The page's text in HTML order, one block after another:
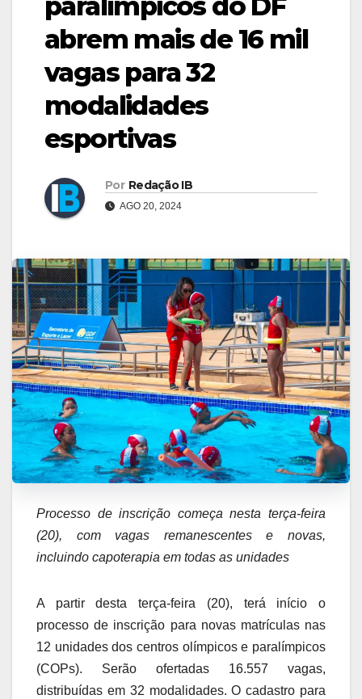
abrem mais de 16 mil
vagas para 32
modalidades
esportivas
Por Redação IB
AGO 20, 2024
Processo de inscrição começa nesta terça-feira
(20), com vagas remanescentes e novas,
incluindo capoterapia em todas as unidades
A partir desta terça-feira (20), terá início o
processo de inscrição para novas matrículas nas
12 unidades dos centros olímpicos e paralímpicos
(COPs). Serão ofertadas 16.557 vagas,
distribuídas em 32 modalidades. O cadastro para